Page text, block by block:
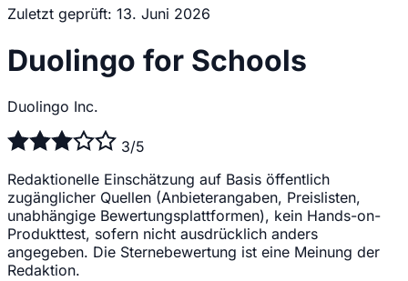
Zuletzt geprüft: 13. Juni 2026
Duolingo for Schools
Duolingo Inc.
3/5
Redaktionelle Einschätzung auf Basis öffentlich
zugänglicher Quellen (Anbieterangaben, Preislisten,
unabhängige Bewertungsplattformen), kein Hands-on-
Produkttest, sofern nicht ausdrücklich anders
angegeben. Die Sternebewertung ist eine Meinung der
Redaktion.